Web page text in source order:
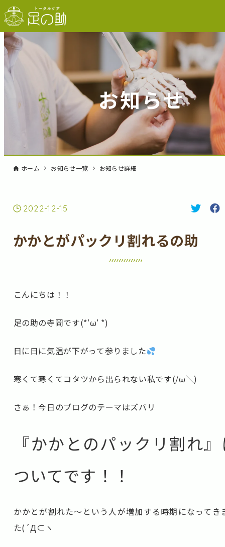
お知らせ
ホーム お知らせ一覧 お知らせ詳細
2022-12-15
かかとがパックリ割れるの助
こんにちは！！
足の助の寺岡です(*‘ω‘ *)
日に日に気温が下がって参りました
寒くて寒くてコタツから出られない私です(/ω＼)
さぁ！今日のブログのテーマはズバリ
『かかとのパックリ割れ
ついてです！！
かかとが割れた～という人が増加する時期になってき
た(´Д⊂ヽ